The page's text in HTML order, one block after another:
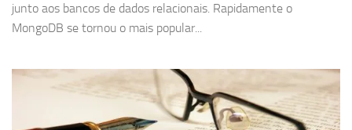
junto aos bancos de dados relacionais. Rapidamente o
MongoDB se tornou o mais popular...